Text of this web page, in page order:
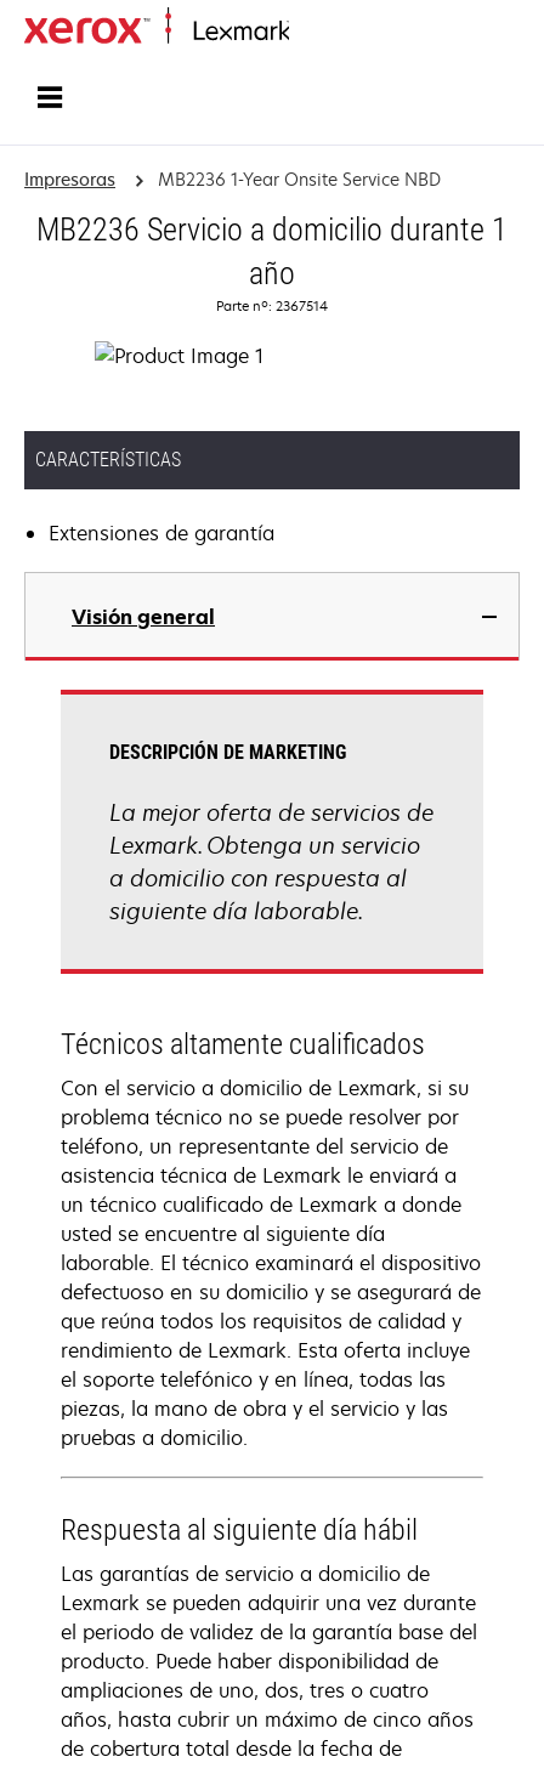
Impresoras MB2236 1-Year Onsite Service NBD
MB2236 Servicio a domicilio durante 1
año
Parte nº: 2367514
CARACTERÍSTICAS
Extensiones de garantía
Visión general
DESCRIPCIÓN DE MARKETING
La mejor oferta de servicios de
Lexmark. Obtenga un servicio
a domicilio con respuesta al
siguiente día laborable.
Técnicos altamente cualificados
Con el servicio a domicilio de Lexmark, si su
problema técnico no se puede resolver por
teléfono, un representante del servicio de
asistencia técnica de Lexmark le enviará a
un técnico cualificado de Lexmark a donde
usted se encuentre al siguiente día
laborable. El técnico examinará el dispositivo
defectuoso en su domicilio y se asegurará de
que reúna todos los requisitos de calidad y
rendimiento de Lexmark. Esta oferta incluye
el soporte telefónico y en línea, todas las
piezas, la mano de obra y el servicio y las
pruebas a domicilio.
Respuesta al siguiente día hábil
Las garantías de servicio a domicilio de
Lexmark se pueden adquirir una vez durante
el periodo de validez de la garantía base del
producto. Puede haber disponibilidad de
ampliaciones de uno, dos, tres o cuatro
años, hasta cubrir un máximo de cinco años
de cobertura total desde la fecha de